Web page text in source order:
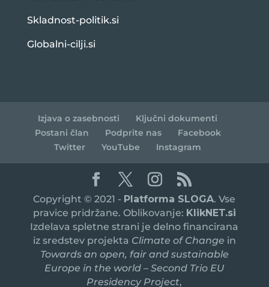
Skladnost-politik.si
Globalni-cilji.si
Izjava o zasebnosti
Ključni dokumenti
Postani član
Podprite nas
Facebook
Twitter
YouTube Instagram
Copyright © 2021 - Platforma SLOGA. Vse
pravice pridržane. Oblikovanje: KlikNET.si
Izdelava spletne strani je delno financirana
iz sredstev projekta Climate of Change in
Towards an open, fair and sustainable
Europe in the world – Second Trio EU
Presidency Project,